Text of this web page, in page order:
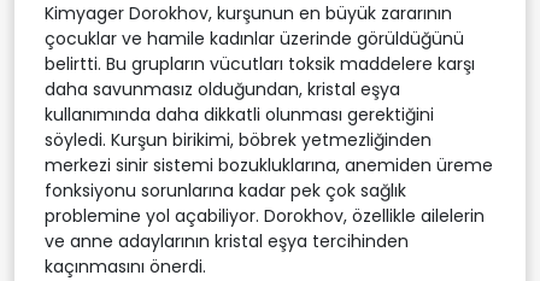
Kimyager Dorokhov, kurşunun en büyük zararının
çocuklar ve hamile kadınlar üzerinde görüldüğünü
belirtti. Bu grupların vücutları toksik maddelere karşı
daha savunmasız olduğundan, kristal eşya
kullanımında daha dikkatli olunması gerektiğini
söyledi. Kurşun birikimi, böbrek yetmezliğinden
merkezi sinir sistemi bozukluklarına, anemiden üreme
fonksiyonu sorunlarına kadar pek çok sağlık
problemine yol açabiliyor. Dorokhov, özellikle ailelerin
ve anne adaylarının kristal eşya tercihinden
kaçınmasını önerdi.